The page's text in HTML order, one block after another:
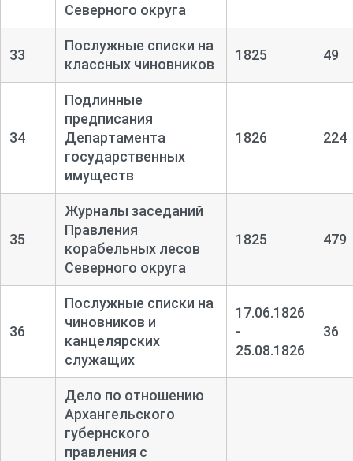
Северного округа
33
Послужные списки на
классных чиновников
1825 49
34
Подлинные
предписания
Департамента
государственных
имуществ
1826 224
35
Журналы заседаний
Правления
корабельных лесов
Северного округа
1825 479
36
Послужные списки на
чиновников и
канцелярских
служащих
17.06.1826
-
25.08.1826
36
Дело по отношению
Архангельского
губернского
правления с